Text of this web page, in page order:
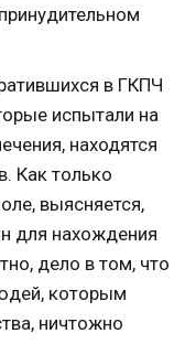
в ГКПЧ
испытали на
находятся
Как только
выясняется,
для нахождения
дело в том, что
которым
ничтожно